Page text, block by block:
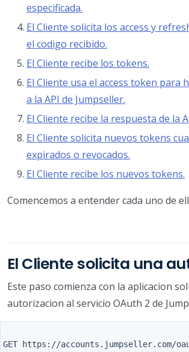
especificada.
El Cliente solicita los access y
el codigo recibido.
El Cliente recibe los tokens.
El Cliente usa el access token para
a la API de Jumpseller.
El Cliente recibe la respuesta de la
El Cliente solicita nuevos tokens
expirados o revocados.
El Cliente recibe los nuevos tokens.
Comencemos a entender cada uno de
El Cliente solicita una
Este paso comienza con la aplicacion
autorizacion al servicio OAuth 2 de